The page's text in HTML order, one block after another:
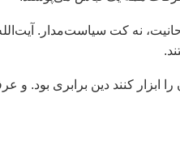
نه کت سیاست‌مدار.
ابزار کنند دین برابری بود. و